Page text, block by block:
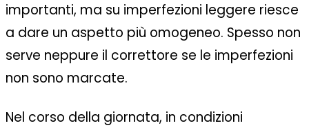
importanti, ma su imperfezioni leggere riesce
a dare un aspetto più omogeneo. Spesso non
serve neppure il correttore se le imperfezioni
non sono marcate.
Nel corso della giornata, in condizioni